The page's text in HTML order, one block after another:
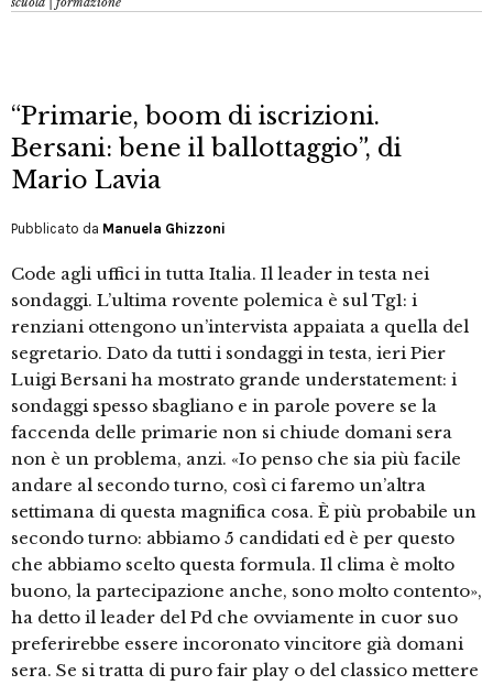
“Primarie, boom di iscrizioni.
Bersani: bene il ballottaggio”, di
Mario Lavia
Pubblicato da Manuela Ghizzoni
Code agli uffici in tutta Italia. Il leader in testa nei
sondaggi. L’ultima rovente polemica è sul Tg1: i
renziani ottengono un’intervista appaiata a quella del
segretario. Dato da tutti i sondaggi in testa, ieri Pier
Luigi Bersani ha mostrato grande understatement: i
sondaggi spesso sbagliano e in parole povere se la
faccenda delle primarie non si chiude domani sera
non è un problema, anzi. «Io penso che sia più facile
andare al secondo turno, così ci faremo un’altra
settimana di questa magnifica cosa. È più probabile un
secondo turno: abbiamo 5 candidati ed è per questo
che abbiamo scelto questa formula. Il clima è molto
buono, la partecipazione anche, sono molto contento»,
ha detto il leader del Pd che ovviamente in cuor suo
preferirebbe essere incoronato vincitore già domani
sera. Se si tratta di puro fair play o del classico mettere